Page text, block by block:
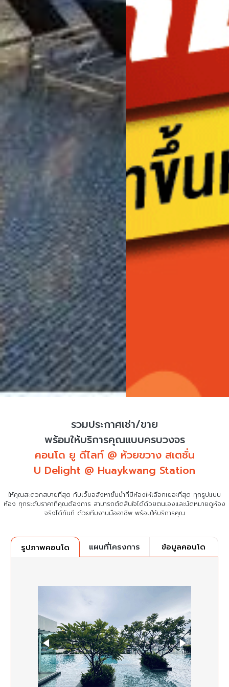
รวมประกาศเช่า/ขาย
พร้อมให้บริการคุณแบบครบวงจร
คอนโด ยู ดีไลท์ @ ห้วยขวาง สเตชั่น
U Delight @ Huaykwang Station
ให้คุณสะดวกสบายที่สุด กับเว็บอสังหาชั้นนำที่มีห้องให้เลือกเยอะที่สุด ทุกรูปแบบ
ห้อง ทุกระดับราคาที่คุณต้องการ สามารถตัดสินใจได้ด้วยตนเองและนัดหมายดูห้อง
จริงได้ทันที ด้วยทีมงานมืออาชีพ พร้อมให้บริการคุณ
รูปภาพคอนโด แผนที่โครงการ ข้อมูลคอนโด